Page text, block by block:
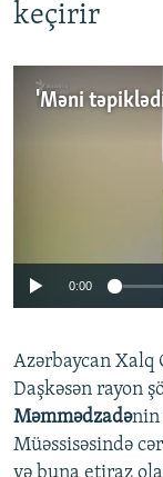
keçirir
Auto
No
0:00
Azərbaycan Xalq
Daşkəsən rayon
Məmmədzadənin
Müəssisəsində